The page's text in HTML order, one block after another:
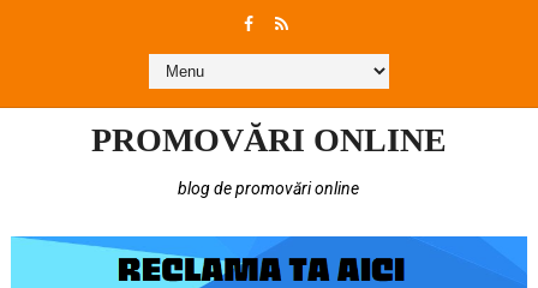
PROMOVĂRI ONLINE
blog de promovări online